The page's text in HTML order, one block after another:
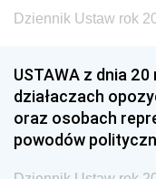
Dziennik Ustaw rok
USTAWA z dnia
działaczach
oraz osobach
powodów